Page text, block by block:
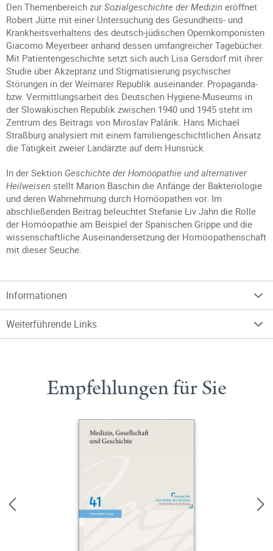
Den Themenbereich zur Sozialgeschichte der Medizin eröffnet
Robert Jütte mit einer Untersuchung des Gesundheits- und
Krankheitsverhaltens des deutsch-jüdischen Opernkomponisten
Giacomo Meyerbeer anhand dessen umfangreicher Tagebücher.
Mit Patientengeschichte setzt sich auch Lisa Gersdorf mit ihrer
Studie über Akzeptanz und Stigmatisierung psychischer
Störungen in der Weimarer Republik auseinander. Propaganda-
bzw. Vermittlungsarbeit des Deutschen Hygiene-Museums in
der Slowakischen Republik zwischen 1940 und 1945 steht im
Zentrum des Beitrags von Miroslav Palárik. Hans Michael
Straßburg analysiert mit einem familiengeschichtlichen Ansatz
die Tätigkeit zweier Landärzte auf dem Hunsrück.
In der Sektion Geschichte der Homöopathie und alternativer
Heilweisen stellt Marion Baschin die Anfänge der Bakteriologie
und deren Wahrnehmung durch Homöopathen vor. Im
abschließenden Beitrag beleuchtet Stefanie Liv Jahn die Rolle
der Homöopathie am Beispiel der Spanischen Grippe und die
wissenschaftliche Auseinandersetzung der Homöopathenschaft
mit dieser Seuche.
Informationen
Weiterführende Links
Empfehlungen für Sie